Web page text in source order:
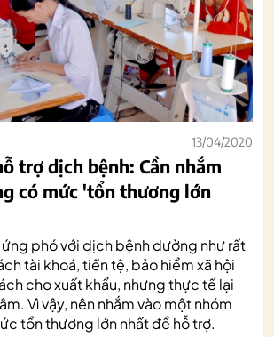
13/04/2020
trợ dịch bệnh: Cần nhắm
có mức 'tổn thương lớn
phó với dịch bệnh dường như rất
tài khoá, tiền tệ, bảo hiểm xã hội
cho xuất khẩu, nhưng thực tế lại
Vì vậy, nên nhắm vào một nhóm
tổn thương lớn nhất để hỗ trợ.